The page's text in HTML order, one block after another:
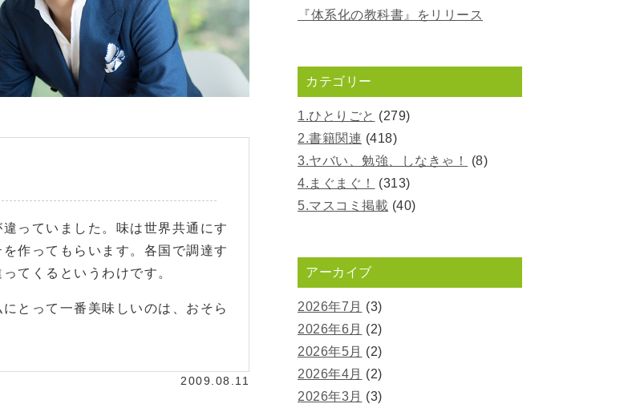
っていました。味は世界共通にす
作ってもらいます。各国で調達す
てくるというわけです。
とって一番美味しいのは、おそら
2009.08.11
『体系化の教科書』をリリース
カテゴリー
1.ひとりごと (279)
2.書籍関連 (418)
3.ヤバい、勉強、しなきゃ！
(8)
4.まぐまぐ！
(313)
5.マスコミ掲載 (40)
アーカイブ
2026年7月 (3)
2026年6月 (2)
2026年5月 (2)
2026年4月 (2)
2026年3月 (3)